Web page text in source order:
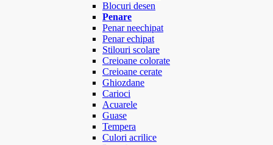
Blocuri desen
Penare
Penar neechipat
Penar echipat
Stilouri scolare
Creioane colorate
Creioane cerate
Ghiozdane
Carioci
Acuarele
Guase
Tempera
Culori acrilice